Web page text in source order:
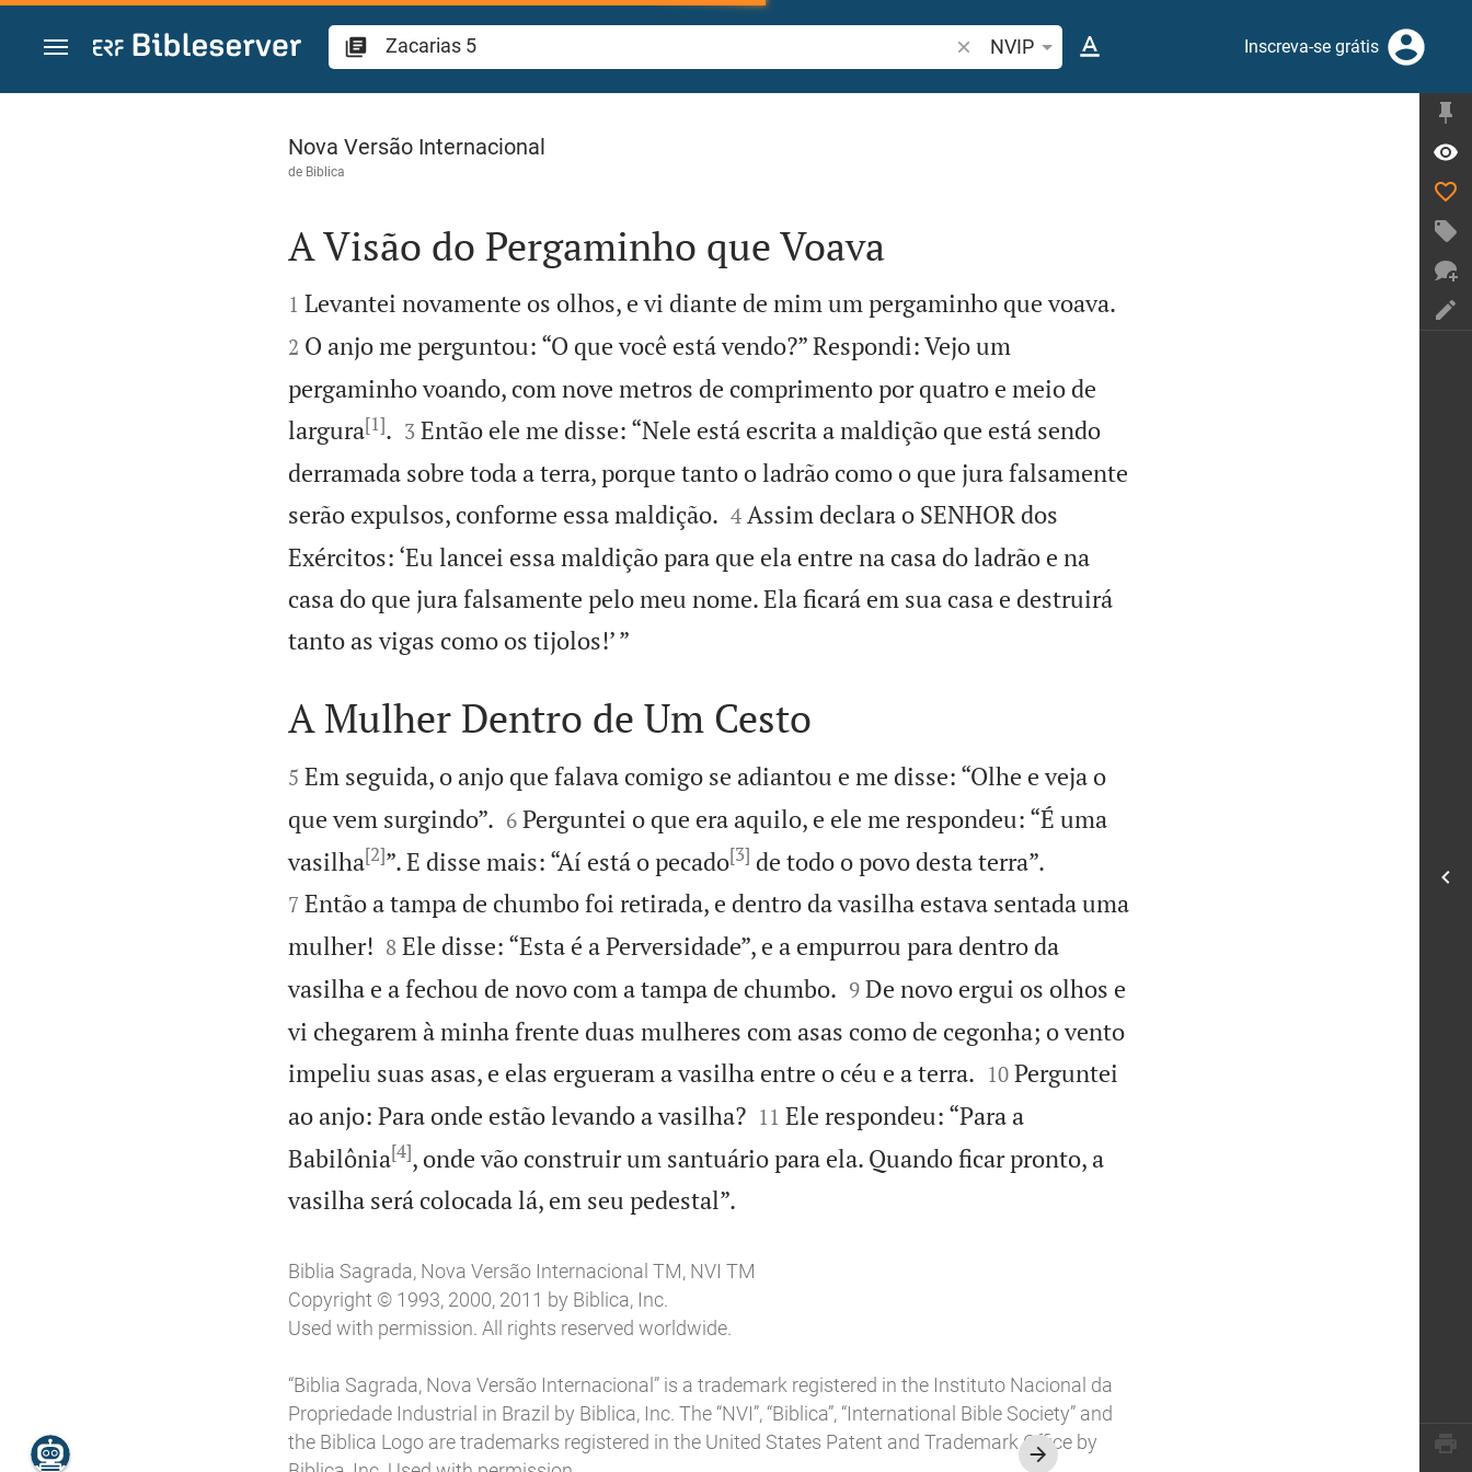
Ir para o conteúdo
Pesquise passagem da Bíblia ou termos
NVIP Inscreva-se grátis
Zacarias 5
Nova Versão Internacional
de Biblica

A Visão do Pergaminho que Voava

1 Levantei novamente os olhos, e vi diante de mim um pergaminho que voava.
2 O anjo me perguntou: “O que você está vendo?” Respondi: Vejo um
pergaminho voando, com nove metros de comprimento por quatro e meio de
largura[1].
3 Então ele me disse: “Nele está escrita a maldição que está sendo
derramada sobre toda a terra, porque tanto o ladrão como o que jura falsamente
serão expulsos, conforme essa maldição.
4 Assim declara o SENHOR dos
Exércitos: ‘Eu lancei essa maldição para que ela entre na casa do ladrão e na
casa do que jura falsamente pelo meu nome. Ela ficará em sua casa e destruirá
tanto as vigas como os tijolos!’ ”

A Mulher Dentro de Um Cesto

5 Em seguida, o anjo que falava comigo se adiantou e me disse: “Olhe e veja o
que vem surgindo”.
6 Perguntei o que era aquilo, e ele me respondeu: “É uma
vasilha[2]”. E disse mais: “Aí está o pecado[3] de todo o povo desta terra”.
7 Então a tampa de chumbo foi retirada, e dentro da vasilha estava sentada uma
mulher!
8 Ele disse: “Esta é a Perversidade”, e a empurrou para dentro da
vasilha e a fechou de novo com a tampa de chumbo.
9 De novo ergui os olhos e
vi chegarem à minha frente duas mulheres com asas como de cegonha; o vento
impeliu suas asas, e elas ergueram a vasilha entre o céu e a terra.
10 Perguntei
ao anjo: Para onde estão levando a vasilha?
11 Ele respondeu: “Para a
Babilônia[4], onde vão construir um santuário para ela. Quando ficar pronto, a
vasilha será colocada lá, em seu pedestal”.
Biblia Sagrada, Nova Versão Internacional TM, NVI TM
Copyright © 1993, 2000, 2011 by Biblica, Inc.
Used with permission. All rights reserved worldwide.
“Biblia Sagrada, Nova Versão Internacional” is a trademark registered in the Instituto Nacional da
Propriedade Industrial in Brazil by Biblica, Inc. The “NVI”, “Biblica”, “International Bible Society” and
the Biblica Logo are trademarks registered in the United States Patent and Trademark Office by